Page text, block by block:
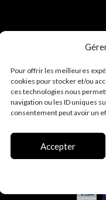
Pour offrir les meilleures
cookies pour stocker et/ou
ces technologies nous
navigation ou les ID uniques
consentement peut avoir un
Accepter